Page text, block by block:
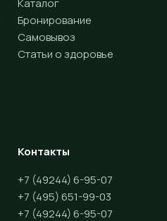
Каталог
Бронирование
Самовывоз
Статьи о здоровье
Контакты
+7 (49244) 6-95-07
+7 (495) 651-99-03
+7 (49244) 6-95-07